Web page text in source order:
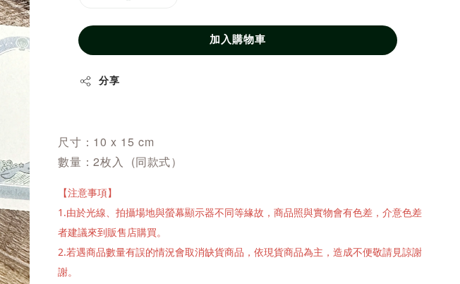
加入購物車
分享
尺寸：10 x 15 cm
數量：2枚入 (同款式）
【注意事項】
1.由於光線、拍攝場地與螢幕顯示器不同等緣故，商品照與實物會有色差，介意色差
者建議來到販售店購買。
2.若遇商品數量有誤的情況會取消缺貨商品，依現貨商品為主，造成不便敬請見諒謝
謝。